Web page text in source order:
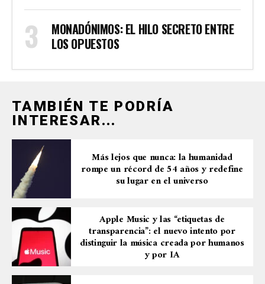
MONADÓNIMOS: EL HILO SECRETO ENTRE
LOS OPUESTOS
TAMBIÉN TE PODRÍA
INTERESAR...
Más lejos que nunca: la humanidad
rompe un récord de 54 años y redefine
su lugar en el universo
Apple Music y las “etiquetas de
transparencia”: el nuevo intento por
distinguir la música creada por humanos
y por IA